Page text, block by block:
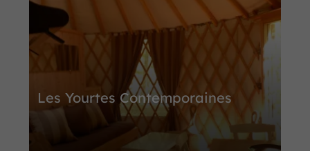
Les Yourtes Contem­poraines